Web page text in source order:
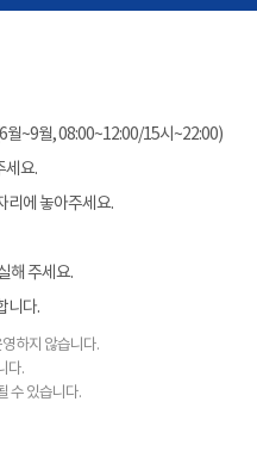
월~9월, 08:00~12:00/15시~22:00)
세요.
리에 놓아주세요.
해 주세요.
니다.
하지 않습니다.
다.
수 있습니다.